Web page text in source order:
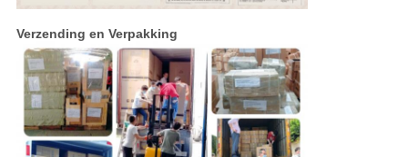
Verzending en Verpakking